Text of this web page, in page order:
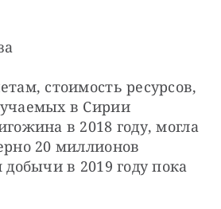
стоимость ресурсов,
в Сирии
в 2018 году, могла
20 миллионов
в 2019 году пока